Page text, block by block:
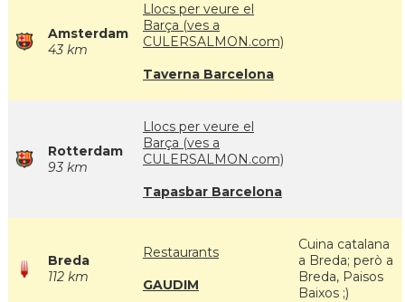
Amsterdam
43 km
Llocs per veure el
Barça (ves a
CULERSALMON.com)
Taverna Barcelona
Rotterdam
93 km
Llocs per veure el
Barça (ves a
CULERSALMON.com)
Tapasbar Barcelona
Breda
112 km
Restaurants
GAUDIM
Cuina catalana
a Breda; però a
Breda, Paisos
Baixos ;)